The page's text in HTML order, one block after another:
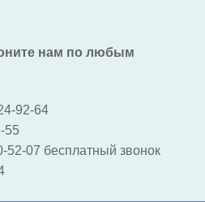
нам по любым
92-64
55
52-07 бесплатный звонок